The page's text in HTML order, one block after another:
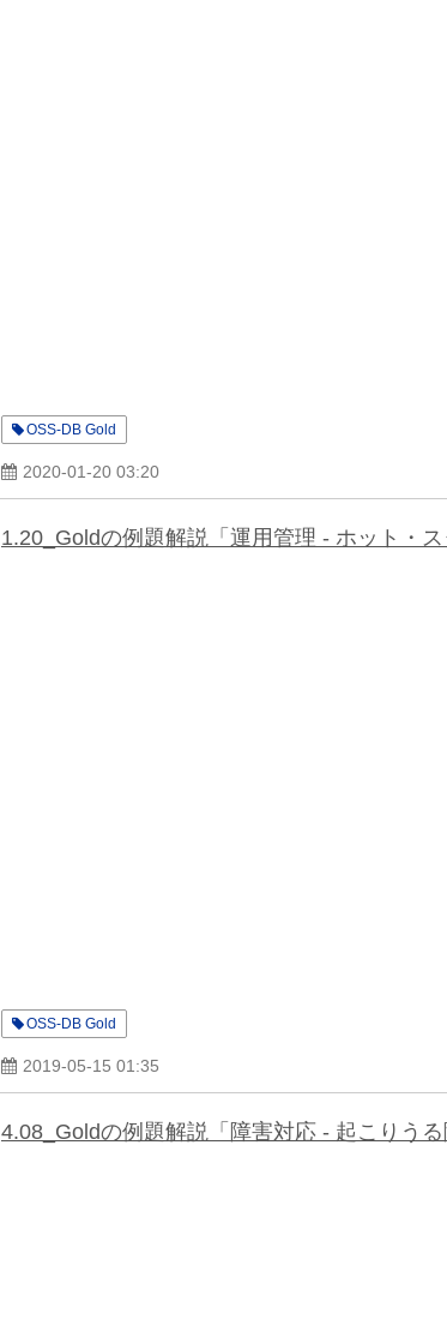
OSS-DB Gold
2020-01-20 03:20
1.20_Goldの例題解説「運用管理 - ホット・ス
OSS-DB Gold
2019-05-15 01:35
4.08_Goldの例題解説「障害対応 - 起こりうる